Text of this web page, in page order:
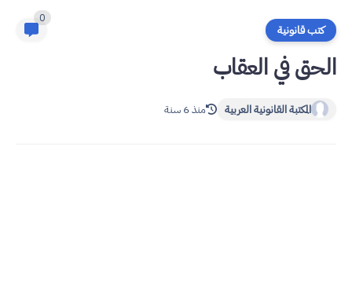
كتب قانونية
0
الحق في العقاب
المكتبة القانونية العربية منذ 6 سنة